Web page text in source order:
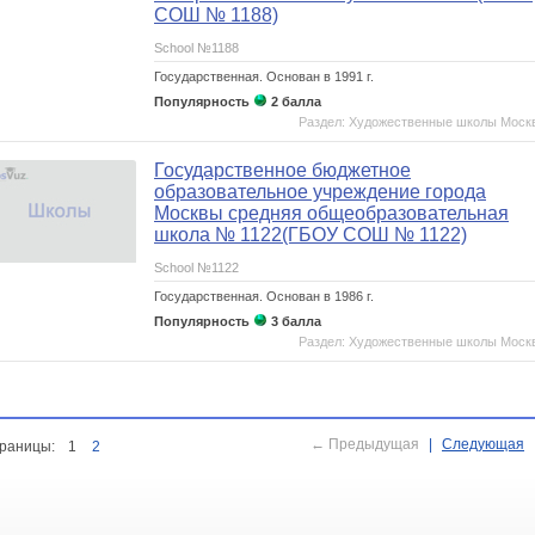
СОШ № 1188)
School №1188
Государственная. Основан в 1991 г.
Популярность
2 балла
Раздел: Художественные школы
Государственное бюджетное
образовательное учреждение города
Москвы средняя общеобразовательная
школа № 1122(ГБОУ СОШ № 1122)
School №1122
Государственная. Основан в 1986 г.
Популярность
3 балла
Раздел: Художественные школы
← Предыдущая Следующая
1 2